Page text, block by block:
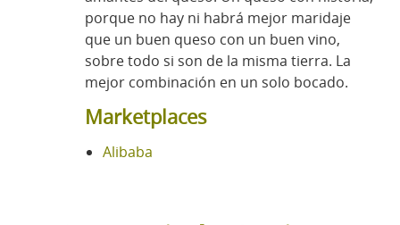
porque no hay ni habrá mejor maridaje
que un buen queso con un buen vino,
sobre todo si son de la misma tierra. La
mejor combinación en un solo bocado.
Marketplaces
Alibaba